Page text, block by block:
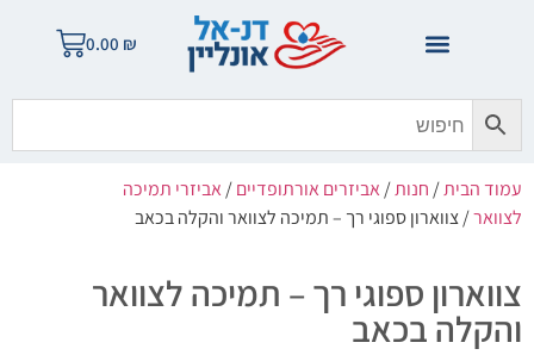
0.00 ₪
עמוד הבית/חנות/אביזרים אורתופדיים/אביזרי תמיכה
לצוואר/ צווארון ספוגי רך – תמיכה לצוואר והקלה בכאב
צווארון ספוגי רך – תמיכה לצוואר
והקלה בכאב